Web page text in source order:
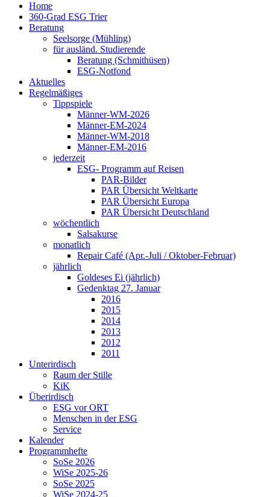
Home
360-Grad ESG Trier
Beratung
Seelsorge (Mühling)
für ausländ. Studierende
Beratung (Schmithüsen)
ESG-Notfond
Aktuelles
Regelmäßiges
Tippspiele
Männer-WM-2026
Männer-EM-2024
Männer-WM-2018
Männer-EM-2016
jederzeit
ESG- Programm auf Reisen
PAR-Bilder
PAR Übersicht Weltkarte
PAR Übersicht Europa
PAR Übersicht Deutschland
wöchentlich
Salsakurse
monatlich
Repair Café (Apr.-Juli / Oktober-Februar)
jährlich
Goldeses Ei (jährlich)
Gedenktag 27. Januar
2016
2015
2014
2013
2012
2011
Unterirdisch
Raum der Stille
KiK
Überirdisch
ESG vor ORT
Menschen in der ESG
Service
Kalender
Programmhefte
SoSe 2026
WiSe 2025-26
SoSe 2025
WiSe 2024-25